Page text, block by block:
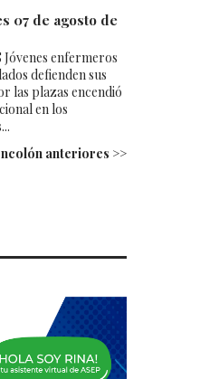
07 de agosto de
Jóvenes enfermeros
defienden sus
las plazas encendió
en los
anteriores >>